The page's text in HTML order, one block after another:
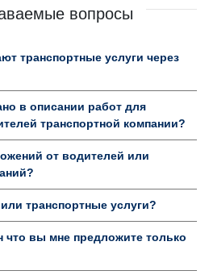
вопросы
транспортные услуги через
в описании работ для
транспортной компании?
от водителей или
транспортные услуги?
что вы мне предложите только